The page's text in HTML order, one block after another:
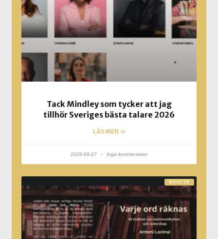
Tack Mindley som tycker att jag
tillhör Sveriges bästa talare 2026
LÄS MER »
2026-06-27 Inga kommentarer
NYHETER